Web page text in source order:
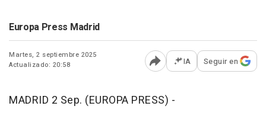
Europa Press Madrid
Martes, 2 septiembre 2025
Actualizado: 20:58
Abrir opciones para
IA Seguir en
MADRID 2 Sep. (EUROPA PRESS) -